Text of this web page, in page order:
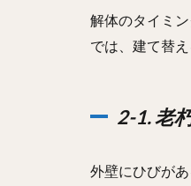
解体のタイミ
では、建て替
2-1. 老
外壁にひびが